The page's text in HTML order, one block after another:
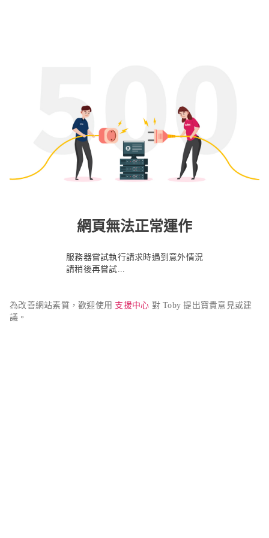
網頁無法正常運作
服務器嘗試執行請求時遇到意外情況
請稍後再嘗試...
為改善網站素質，歡迎使用 支援中心 對 Toby 提出寶貴意見或建
議。